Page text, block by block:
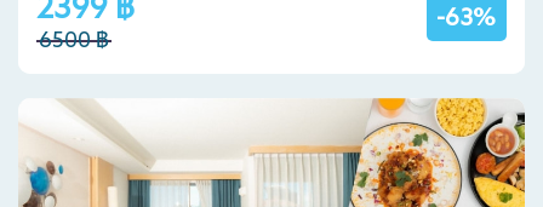
-63%
2399 ฿
6500 ฿